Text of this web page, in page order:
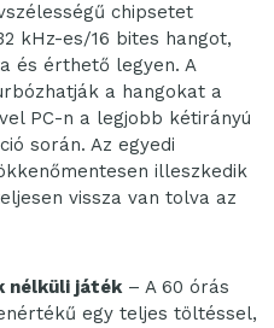
chipsetet
kHz-es/16 bites hangot,
és érthető legyen. A
a hangokat a
PC-n a legjobb kétirányú
során. Az egyedi
illeszkedik
vissza van tolva az
nélküli játék– A 60 órás
egy teljes töltéssel,